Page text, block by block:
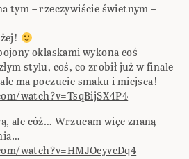
tym – rzeczywiście świetnym –
oklaskami wykona coś
stylu, coś, co zrobił już w finale
ma poczucie smaku i miejsca!
watch?v=TsqBijSX4P4
ale cóż… Wrzucam więc znaną
watch?v=HMJOcyveDq4